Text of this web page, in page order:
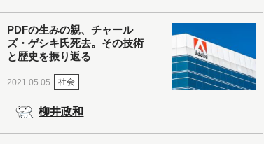
PDFの生みの親、チャール
ズ・ゲシキ氏死去。その技術
と歴史を振り返る
2021.05.05 社会
柳井政和